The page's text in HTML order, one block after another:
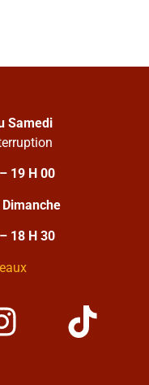
Samedi
19 H 00
18 H 30